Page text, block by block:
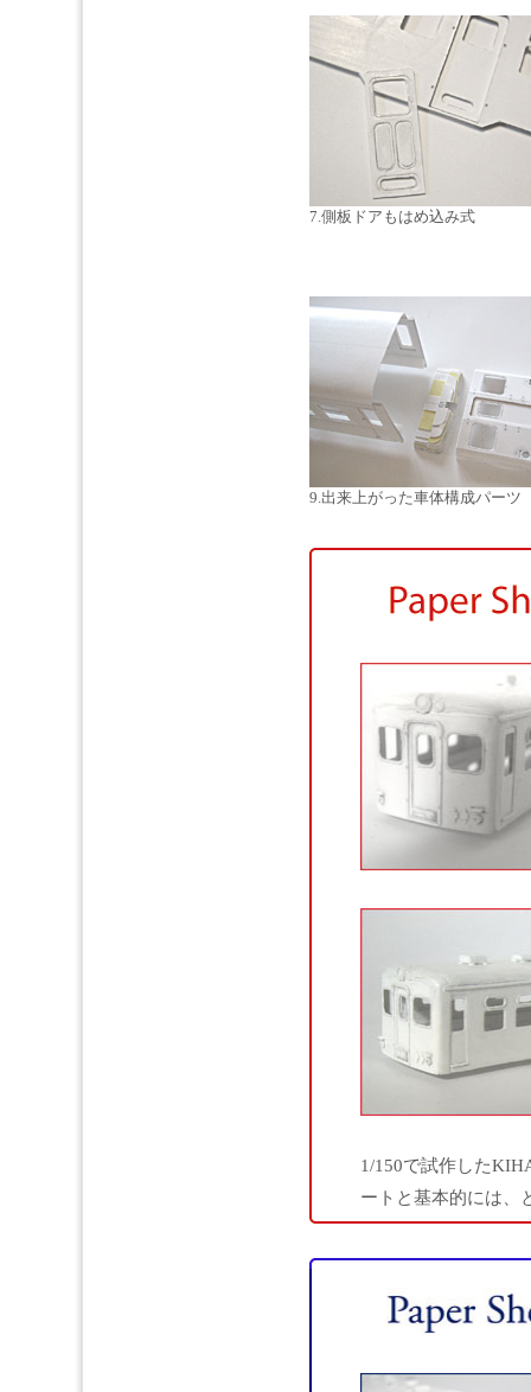
7.側板ドアもはめ込み式
9.出来上がった車体構成パーツ
1/150で試作した
ートと基本的には、